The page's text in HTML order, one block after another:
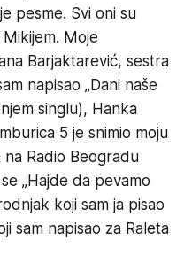
pesme. Svi oni su
Moje
Barjaktarević, sestra
napisao „Dani naše
singlu), Hanka
5 je snimio moju
Radio Beogradu
„Hajde da pevamo
koji sam ja pisao
sam napisao za Raleta